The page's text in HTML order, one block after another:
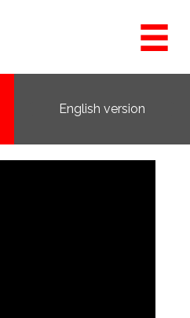
English version